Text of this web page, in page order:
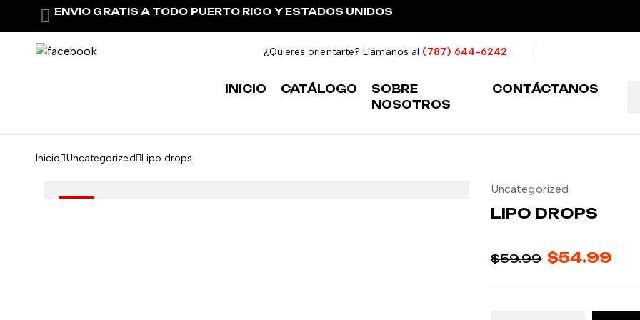
ENVIO GRATIS A TODO PUERTO RICO Y ESTADOS UNIDOS
¿Quieres orientarte? Llámanos al (787) 644-6242
INICIO CATÁLOGO
SOBRE
NOSOTROS
CONTÁCTANOS
Inicio Uncategorized Lipo drops
Uncategorized
LIPO DROPS
$59.99 $54.99